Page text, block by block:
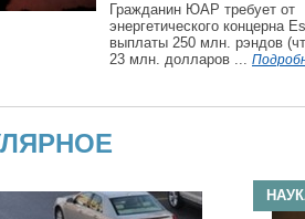
Гражданин ЮАР требует от
энергетического концерна
выплаты 250 млн. рэндов
23 млн. долларов ...